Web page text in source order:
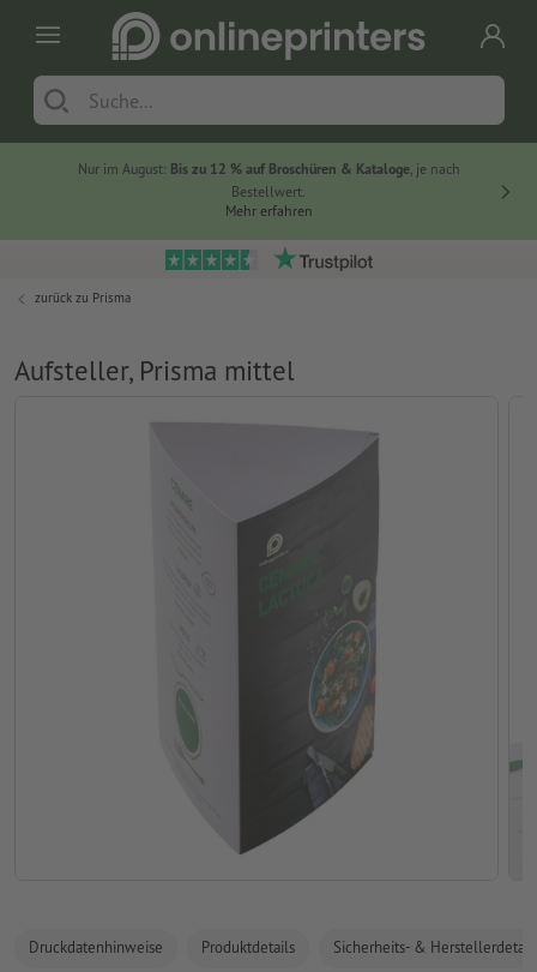
Nur im August: Bis zu 12 % auf Broschüren & Kataloge, je nach
Bestellwert.
Mehr erfahren
zurück zu Prisma
Aufsteller, Prisma mittel
Druckdatenhinweise Produktdetails Sicherheits- &